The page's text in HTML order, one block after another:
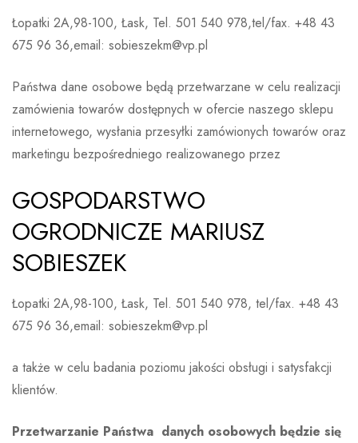
Łopatki 2A,98-100, Łask, Tel. 501 540 978,tel/fax. +48 43
675 96 36,email: sobieszekm@vp.pl
Państwa dane osobowe będą przetwarzane w celu realizacji
zamówienia towarów dostępnych w ofercie naszego sklepu
internetowego, wysłania przesyłki zamówionych towarów oraz
marketingu bezpośredniego realizowanego przez
GOSPODARSTWO
OGRODNICZE MARIUSZ
SOBIESZEK
Łopatki 2A,98-100, Łask, Tel. 501 540 978, tel/fax. +48 43
675 96 36,email: sobieszekm@vp.pl
a także w celu badania poziomu jakości obsługi i satysfakcji
klientów.
Przetwarzanie Państwa danych osobowych będzie się